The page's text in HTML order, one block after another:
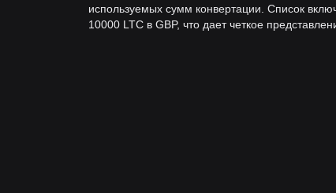
используемых сумм конвертации. Список
10000 LTC в GBP, что дает четкое